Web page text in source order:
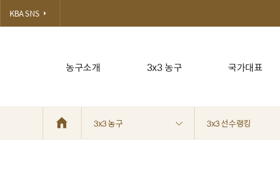
농구소개 3x3 농구 국가대표
KBA SNS
3x3 농구 3x3 선수랭킹